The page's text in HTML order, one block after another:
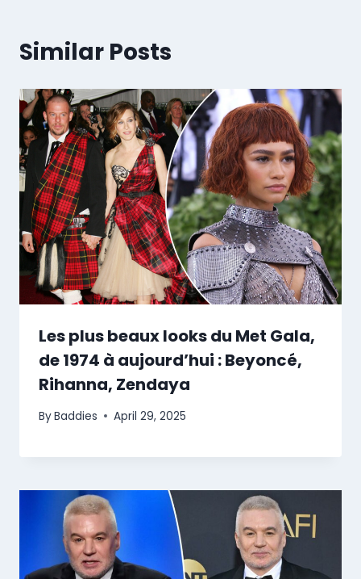
Similar Posts
Les plus beaux looks du Met Gala,
de 1974 à aujourd’hui : Beyoncé,
Rihanna, Zendaya
ByBaddies April 29, 2025